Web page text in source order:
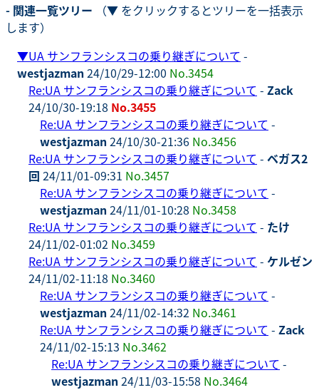
- 関連一覧ツリー （▼ をクリックするとツリーを一括表示
します）
▼UA サンフランシスコの乗り継ぎについて -
westjazman 24/10/29-12:00 No.3454
Re:UA サンフランシスコの乗り継ぎについて - Zack
24/10/30-19:18 No.3455
Re:UA サンフランシスコの乗り継ぎについて -
westjazman 24/10/30-21:36 No.3456
Re:UA サンフランシスコの乗り継ぎについて - ベガス2
回 24/11/01-09:31 No.3457
Re:UA サンフランシスコの乗り継ぎについて -
westjazman 24/11/01-10:28 No.3458
Re:UA サンフランシスコの乗り継ぎについて - たけ
24/11/02-01:02 No.3459
Re:UA サンフランシスコの乗り継ぎについて - ケルゼン
24/11/02-11:18 No.3460
Re:UA サンフランシスコの乗り継ぎについて -
westjazman 24/11/02-14:32 No.3461
Re:UA サンフランシスコの乗り継ぎについて - Zack
24/11/02-15:13 No.3462
Re:UA サンフランシスコの乗り継ぎについて -
westjazman 24/11/03-15:58 No.3464